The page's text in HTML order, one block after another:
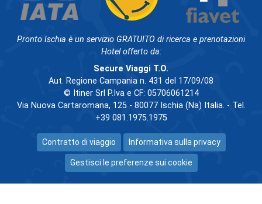
Pronto Ischia è un servizio GRATUITO di ricerca e prenotazioni
Hotel offerto da:
Secure Viaggi T.O.
Aut. Regione Campania n. 431 del 17/09/08
© Itiner Srl P.Iva e CF: 05706061214
Via Nuova Cartaromana, 125 - 80077 Ischia (Na) Italia. - Tel.
+39 081.1975.1975
Contratto di viaggio Informativa sulla privacy
Gestisci le preferenze sui cookie